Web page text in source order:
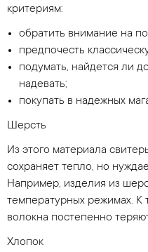
критериям:
обратить внимание на
предпочесть
подумать, найдется ли
надевать;
покупать в надежных
Шерсть
Из этого материала
сохраняет тепло, но
Например, изделия из
температурных режимах.
волокна постепенно
Хлопок